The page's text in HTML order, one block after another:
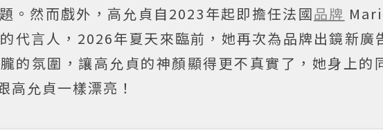
。然而戲外，高允貞自2023年起即擔任法國品牌
代言人，2026年夏天來臨前，她再次為品牌出鏡新廣
的氛圍，讓高允貞的神顏顯得更不真實了，她身上的
高允貞一樣漂亮！